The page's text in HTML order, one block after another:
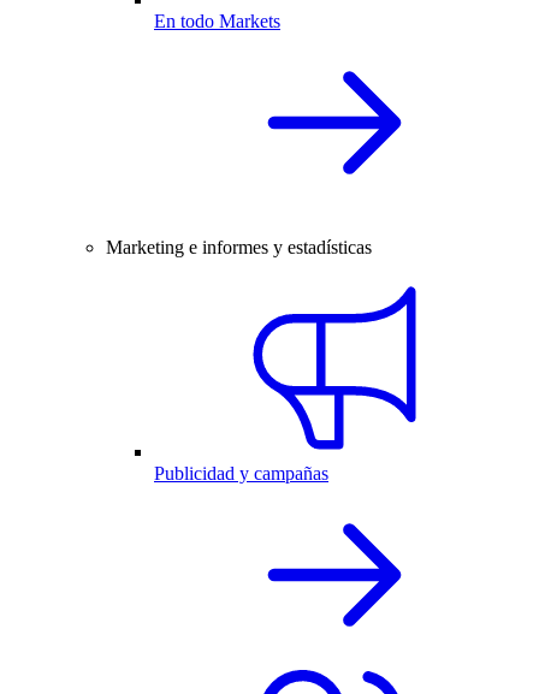
En todo Markets
Marketing e informes y estadísticas
Publicidad y campañas